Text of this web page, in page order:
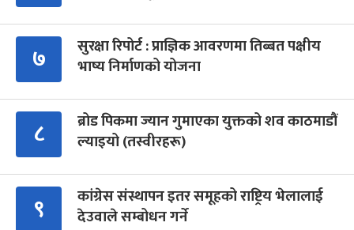
७
सुरक्षा रिपोर्ट : प्राज्ञिक आवरणमा तिब्बत पक्षीय
भाष्य निर्माणको योजना
८
ब्रोड पिकमा ज्यान गुमाएका युक्तको शव काठमाडौं
ल्याइयो (तस्वीरहरू)
९
कांग्रेस संस्थापन इतर समूहको राष्ट्रिय भेलालाई
देउवाले सम्बोधन गर्ने